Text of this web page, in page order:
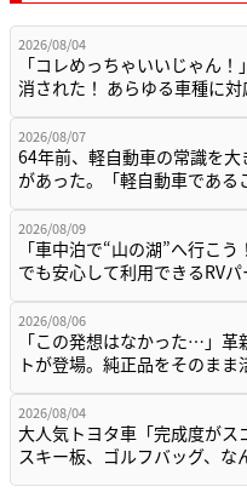
2026/08/04
「コレめっちゃいいじゃん
消された！ あらゆる車種に
2026/08/07
64年前、軽自動車の常識を
があった。「軽自動車であ
2026/08/09
「車中泊で“山の湖”へ行こ
でも安心して利用できるRV
2026/08/06
「この発想はなかった…」革
トが登場。純正品をそのま
2026/08/04
大人気トヨタ車「完成度がス
スキー板、ゴルフバッグ、